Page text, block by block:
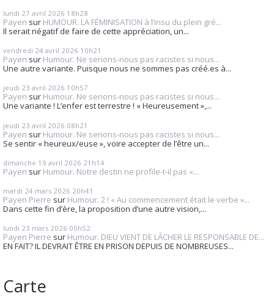
lundi 27 avril 2026 18h28
Payen sur HUMOUR. LA FÉMINISATION à l’insu du plein gré...
Il serait négatif de faire de cette appréciation, un...
vendredi 24 avril 2026 10h21
Payen sur Humour. Ne serions-nous pas racistes si nous...
Une autre variante. Puisque nous ne sommes pas créé.es à...
jeudi 23 avril 2026 10h57
Payen sur Humour. Ne serions-nous pas racistes si nous...
Une variante ! L’enfer est terrestre ! « Heureusement »,...
jeudi 23 avril 2026 08h21
Payen sur Humour. Ne serions-nous pas racistes si nous...
Se sentir « heureux/euse », voire accepter de l’être un...
dimanche 19 avril 2026 21h14
Payen sur Humour. Notre destin ne profile-t-il pas «...
mardi 24 mars 2026 20h41
Payen Pierre sur Humour. 2 ! « Au commencement était le verbe »...
Dans cette fin d’ère, la proposition d’une autre vision,...
lundi 23 mars 2026 00h52
Payen Pierre sur Humour. DIEU VIENT DE LÂCHER LE RESPONSABLE DE...
EN FAIT? IL DEVRAIT ÊTRE EN PRISON DEPUIS DE NOMBREUSES...
Carte